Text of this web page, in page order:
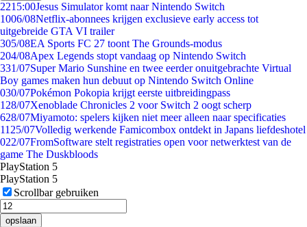
2215:00Jesus Simulator komt naar Nintendo Switch
1006/08Netflix-abonnees krijgen exclusieve early access tot
uitgebreide GTA VI trailer
305/08EA Sports FC 27 toont The Grounds-modus
204/08Apex Legends stopt vandaag op Nintendo Switch
331/07Super Mario Sunshine en twee eerder onuitgebrachte Virtual
Boy games maken hun debuut op Nintendo Switch Online
030/07Pokémon Pokopia krijgt eerste uitbreidingpass
1 28/07Xenoblade Chronicles 2 voor Switch 2 oogt scherp
628/07Miyamoto: spelers kijken niet meer alleen naar specificaties
11 25/07Volledig werkende Famicombox ontdekt in Japans liefdeshotel
022/07FromSoftware stelt registraties open voor netwerktest van de
game The Duskbloods
PlayStation 5
PlayStation 5
Scrollbar gebruiken
opslaan